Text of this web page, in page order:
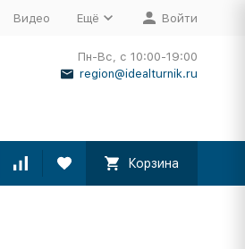
Видео Ещё Войти
Пн-Вс, с 10:00-19:00
region@idealturnik.ru
Корзина